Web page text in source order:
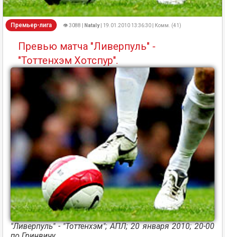
Премьер-лига 👁 3088 | Nataly| 19.01.2010 13:36:30 | Комм. (41)
Превью матча "Ливерпуль" -
"Тоттенхэм Хотспур".
"Ливерпуль" - "Тоттенхэм"; АПЛ; 20 января 2010; 20-00